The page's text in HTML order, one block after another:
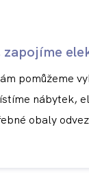
zapojíme
pomůžeme
nábytek,
obaly